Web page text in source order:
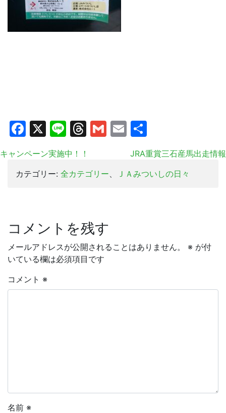
Facebook
X LineThreads
Gmail
Email
有
キャンペーン実施中！！
JRA重賞三石産馬出走情報
カテゴリー: 全カテゴリー、 ＪＡみついしの日々
コメントを残す
メールアドレスが公開されることはありません。 ※ が付
いている欄は必須項目です
コメント ※
名前 ※